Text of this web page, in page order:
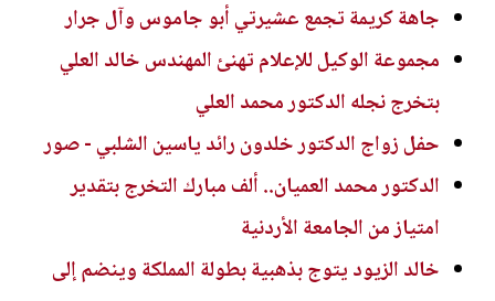
جاهة كريمة تجمع عشيرتي أبو جاموس وآل جرار
مجموعة الوكيل للإعلام تهنئ المهندس خالد العلي
بتخرج نجله الدكتور محمد العلي
حفل زواج الدكتور خلدون رائد ياسين الشلبي - صور
الدكتور محمد العميان.. ألف مبارك التخرج بتقدير
امتياز من الجامعة الأردنية
خالد الزيود يتوج بذهبية بطولة المملكة وينضم إلى